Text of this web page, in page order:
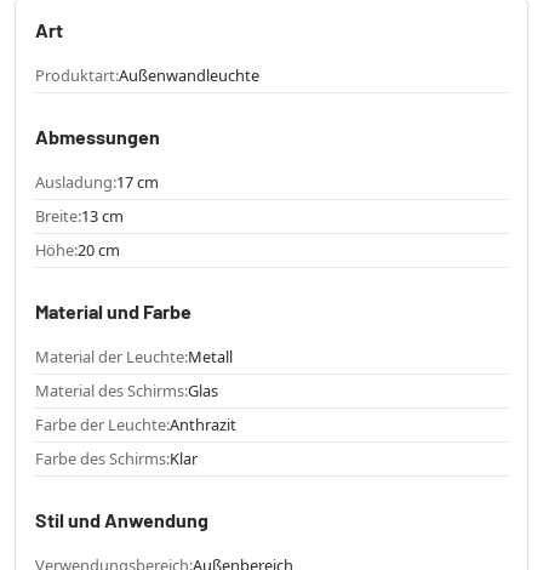
Art
Produktart:Außenwandleuchte
Abmessungen
Ausladung:17 cm
Breite:13 cm
Höhe:20 cm
Material und Farbe
Material der Leuchte:Metall
Material des Schirms:Glas
Farbe der Leuchte:Anthrazit
Farbe des Schirms:Klar
Stil und Anwendung
Verwendungsbereich:Außenbereich